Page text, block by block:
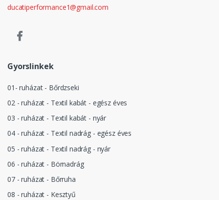
ducatiperformance1@gmail.com
Gyorslinkek
01- ruházat - Bőrdzseki
02 - ruházat - Textil kabát - egész éves
03 - ruházat - Textil kabát - nyár
04 - ruházat - Textil nadrág - egész éves
05 - ruházat - Textil nadrág - nyár
06 - ruházat - Börnadrág
07 - ruházat - Bőrruha
08 - ruházat - Kesztyű